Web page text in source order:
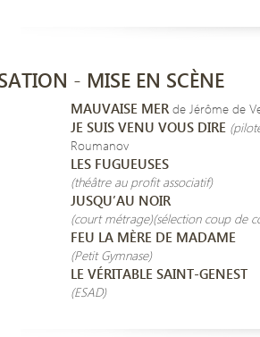
- MISE EN SCÈNE
MAUVAISE MERde Jérôme de
JE SUIS VENU VOUS DIRE
Roumanov
LES FUGUEUSES
(théâtre au profit associatif)
JUSQU’AU NOIR
(court métrage)(sélection coup de
FEU LA MÈRE DE MADAME
(Petit Gymnase)
LE VÉRITABLE SAINT-GENEST
(ESAD)